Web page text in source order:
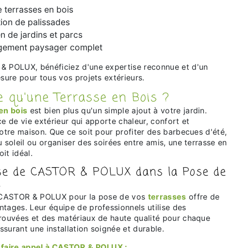
terrasses en bois
de palissades
de jardins et parcs
paysager complet
pour tous vos projets extérieurs.
qu'une Terrasse en Bois ?
bois est bien plus qu'un simple ajout à votre jardin.
de vie extérieur qui apporte chaleur, confort et
maison. Que ce soit pour profiter des barbecues d'été,
soleil ou organiser des soirées entre amis, une terrasse en
idéal.
de CASTOR & POLUX dans la Pose de
& POLUX pour la pose de vos terrasses offre de
Leur équipe de professionnels utilise des
et des matériaux de haute qualité pour chaque
une installation soignée et durable.